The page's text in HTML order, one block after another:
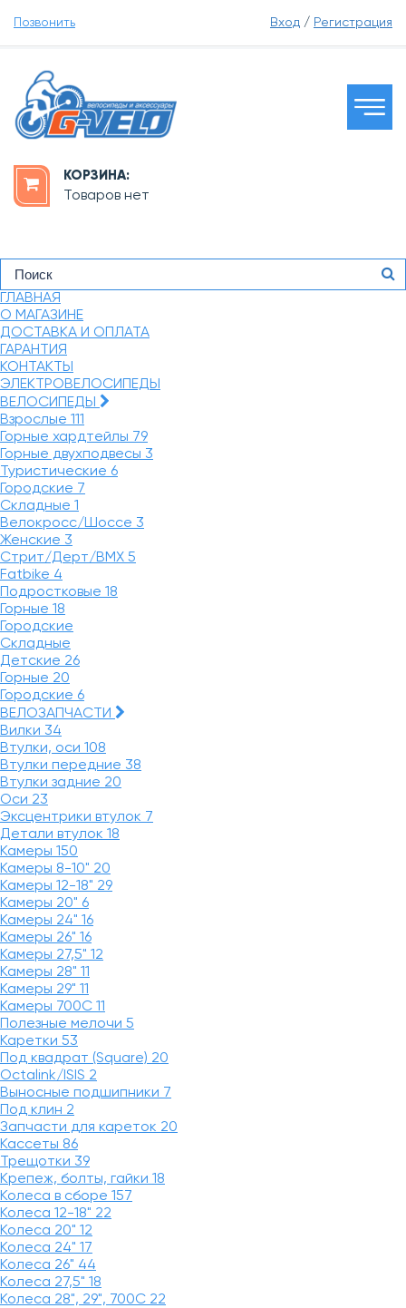
Позвонить Вход / Регистрация
КОРЗИНА:
Товаров нет
ГЛАВНАЯ
О МАГАЗИНЕ
ДОСТАВКА И ОПЛАТА
ГАРАНТИЯ
КОНТАКТЫ
ЭЛЕКТРОВЕЛОСИПЕДЫ
ВЕЛОСИПЕДЫ
Взрослые 111
Горные хардтейлы 79
Горные двухподвесы 3
Туристические 6
Городские 7
Складные 1
Велокросс/Шоссе 3
Женские 3
Стрит/Дерт/BMX 5
Fatbike 4
Подростковые 18
Горные 18
Городские
Складные
Детские 26
Горные 20
Городские 6
ВЕЛОЗАПЧАСТИ
Вилки 34
Втулки, оси 108
Втулки передние 38
Втулки задние 20
Оси 23
Эксцентрики втулок 7
Детали втулок 18
Камеры 150
Камеры 8-10" 20
Камеры 12-18" 29
Камеры 20" 6
Камеры 24" 16
Камеры 26" 16
Камеры 27,5" 12
Камеры 28" 11
Камеры 29" 11
Камеры 700C 11
Полезные мелочи 5
Каретки 53
Под квадрат (Square) 20
Octalink/ISIS 2
Выносные подшипники 7
Под клин 2
Запчасти для кареток 20
Кассеты 86
Трещотки 39
Крепеж, болты, гайки 18
Колеса в сборе 157
Колеса 12-18" 22
Колеса 20" 12
Колеса 24" 17
Колеса 26" 44
Колеса 27,5" 18
Колеса 28", 29", 700С 22